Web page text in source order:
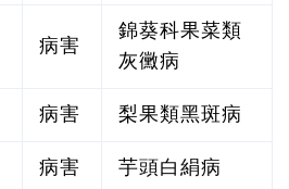
病害
錦葵科果菜類
灰黴病
病害 梨果類黑斑病
病害 芋頭白絹病